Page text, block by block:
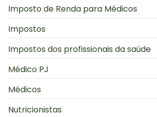
Imposto de Renda para Médicos
Impostos
Impostos dos profissionais da saúde
Médico PJ
Médicos
Nutricionistas